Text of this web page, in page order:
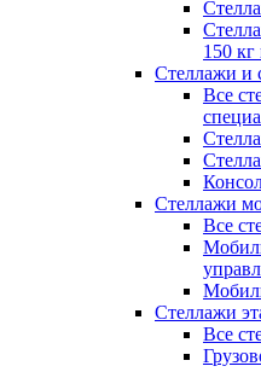
150
Стеллажи и
Все
Стеллажи
Все
Стеллажи
Все